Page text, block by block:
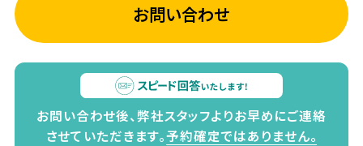
お問い合わせ
お問い合わせ後、弊社スタッフよりお早めにご連絡
させていただきます。予約確定ではありません。